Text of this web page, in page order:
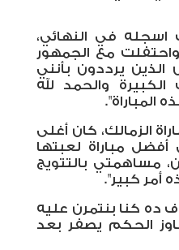
اسجله في النهائي،
مع الجمهور
يرددون بأنني
الكبيرة والحمد لله
المباراة".
الزمالك، كان أغلى
مباراة لعبتها
مساهمتي بالتتويج
أمر كبير".
ده كنا بنتمرن عليه
الحكم يصفر بعد